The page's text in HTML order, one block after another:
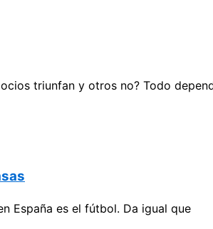
triunfan y otros no? Todo
España es el fútbol. Da igual que